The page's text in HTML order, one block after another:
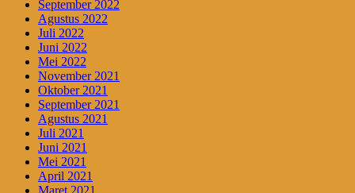
September 2022
Agustus 2022
Juli 2022
Juni 2022
Mei 2022
November 2021
Oktober 2021
September 2021
Agustus 2021
Juli 2021
Juni 2021
Mei 2021
April 2021